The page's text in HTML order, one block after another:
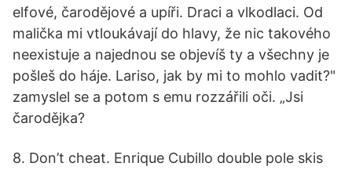
elfové, čarodějové a upíři. Draci a vlkodlaci. Od
malička mi vtloukávají do hlavy, že nic takového
neexistuje a najednou se objevíš ty a všechny je
pošleš do háje. Lariso, jak by mi to mohlo vadit?"
zamyslel se a potom s emu rozzářili oči. „Jsi
čarodějka?
8. Don’t cheat. Enrique Cubillo double pole skis